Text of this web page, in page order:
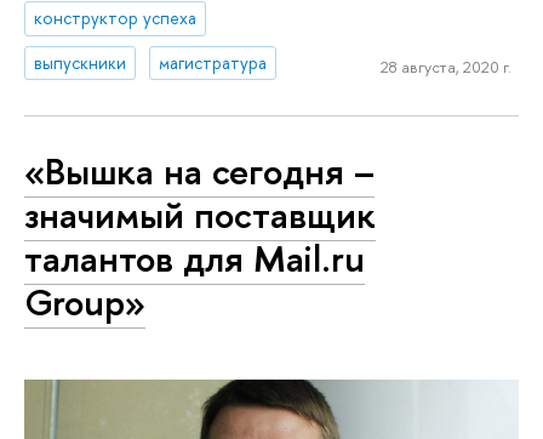
конструктор успеха
выпускники
магистратура 28 августа, 2020 г.
«Вышка на сегодня –
значимый поставщик
талантов для Mail.ru
Group»